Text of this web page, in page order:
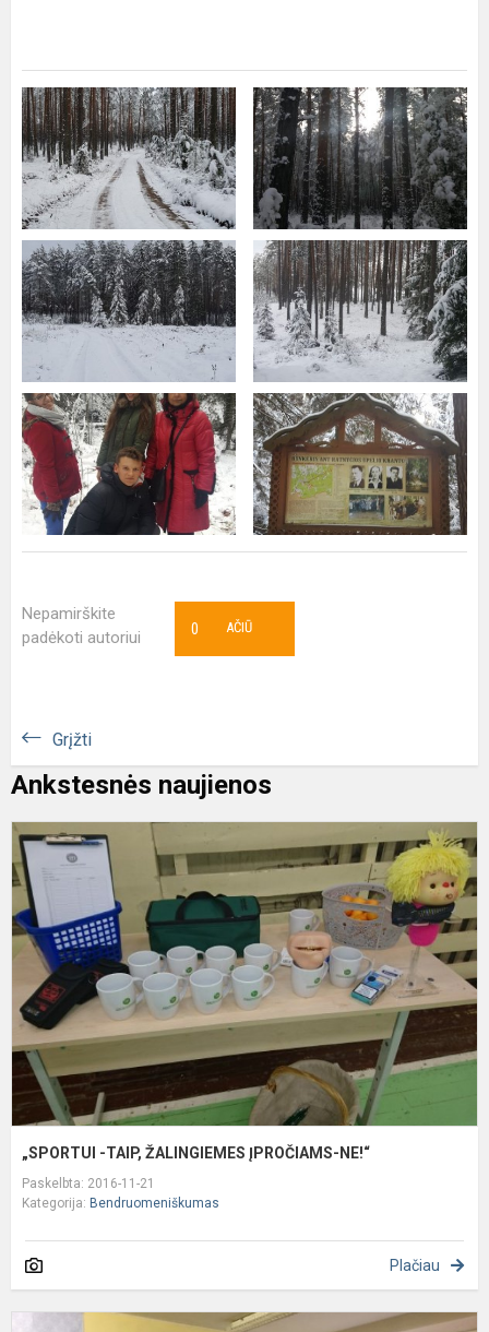
Nepamirškite
padėkoti autoriui
AČIŪ
0
Grįžti
Ankstesnės naujienos
„SPORTUI -TAIP, ŽALINGIEMES ĮPROČIAMS-NE!“
Paskelbta: 2016-11-21
Kategorija: Bendruomeniškumas
Plačiau